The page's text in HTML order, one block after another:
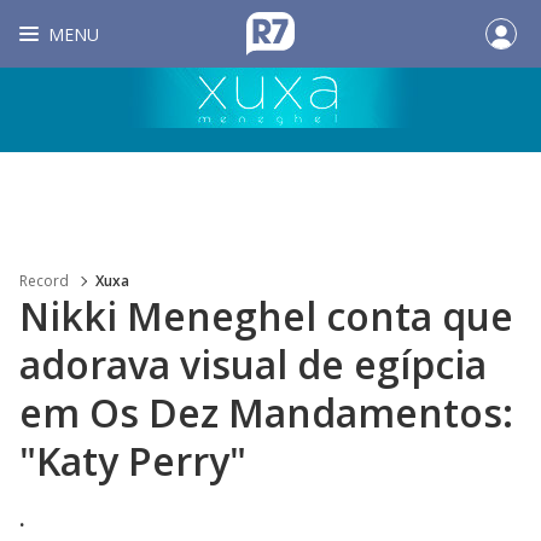
MENU
Record Xuxa
Nikki Meneghel conta que
adorava visual de egípcia
em Os Dez Mandamentos:
"Katy Perry"
.